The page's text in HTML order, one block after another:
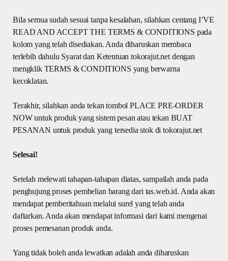
Bila semua sudah sesuai tanpa kesalahan, silahkan centang I’VE
READ AND ACCEPT THE TERMS & CONDITIONS pada
kolom yang telah disediakan. Anda diharuskan membaca
terlebih dahulu Syarat dan Ketentuan tokorajut.net dengan
mengklik TERMS & CONDITIONS yang berwarna
kecoklatan.
Terakhir, silahkan anda tekan tombol PLACE PRE-ORDER
NOW untuk produk yang sistem pesan atau tekan BUAT
PESANAN untuk produk yang tersedia stok di tokorajut.net
Selesai!
Setelah melewati tahapan-tahapan diatas, sampailah anda pada
penghujung proses pembelian barang dari tas.web.id. Anda akan
mendapat pemberitahuan melalui surel yang telah anda
daftarkan. Anda akan mendapat informasi dari kami mengenai
proses pemesanan produk anda.
Yang tidak boleh anda lewatkan adalah anda diharuskan